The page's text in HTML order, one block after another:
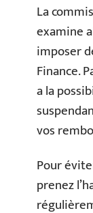
La
examine
imposer
Finance.
a la
vos
Pour
prenez